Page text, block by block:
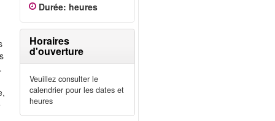
Durée: heures
Horaires
d'ouverture
Veuillez consulter le
calendrier pour les dates et
heures